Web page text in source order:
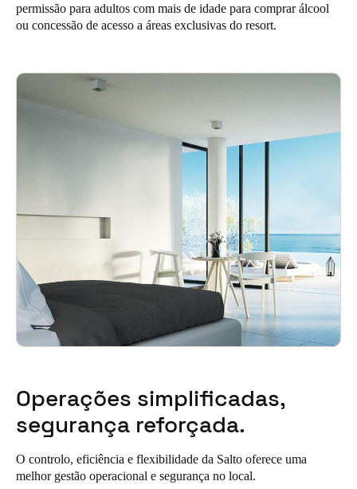
Denmark
DanskereEnglish
Sweden
Finnish
Guardar nova seleção como predefinição
permissão para adultos com mais de idade para comprar álcool
ou concessão de acesso a áreas exclusivas do resort.
Operações simplificadas,
segurança reforçada.
O controlo, eficiência e flexibilidade da Salto oferece uma
melhor gestão operacional e segurança no local.